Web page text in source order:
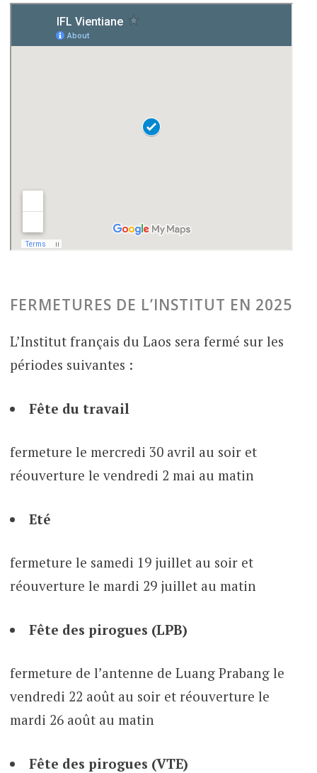
FERMETURES DE L’INSTITUT EN 2025
L’Institut français du Laos sera fermé sur les
périodes suivantes :
Fête du travail
fermeture le mercredi 30 avril au soir et
réouverture le vendredi 2 mai au matin
Eté
fermeture le samedi 19 juillet au soir et
réouverture le mardi 29 juillet au matin
Fête des pirogues (LPB)
fermeture de l’antenne de Luang Prabang le
vendredi 22 août au soir et réouverture le
mardi 26 août au matin
Fête des pirogues (VTE)